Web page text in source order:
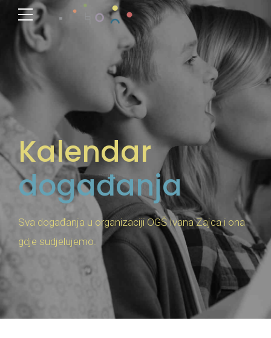
Kalendar
događanja
Sva događanja u organizaciji OGŠ Ivana Zajca i ona
gdje sudjelujemo.